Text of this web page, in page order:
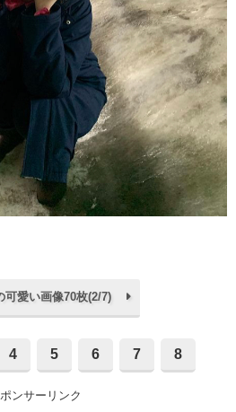
可愛い画像70枚(2/7)
4 5 6 7 8
ンサーリンク